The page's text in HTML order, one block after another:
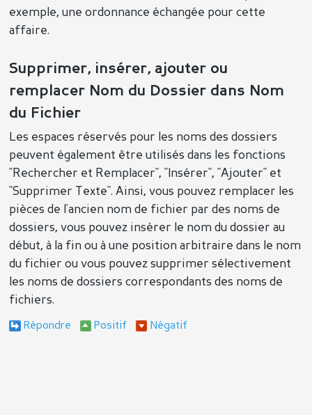
exemple, une ordonnance échangée pour cette
affaire.
Supprimer, insérer, ajouter ou
remplacer Nom du Dossier dans Nom
du Fichier
Les espaces réservés pour les noms des dossiers
peuvent également être utilisés dans les fonctions
"Rechercher et Remplacer", "Insérer", "Ajouter" et
"Supprimer Texte". Ainsi, vous pouvez remplacer les
pièces de l'ancien nom de fichier par des noms de
dossiers, vous pouvez insérer le nom du dossier au
début, à la fin ou à une position arbitraire dans le nom
du fichier ou vous pouvez supprimer sélectivement
les noms de dossiers correspondants des noms de
fichiers.